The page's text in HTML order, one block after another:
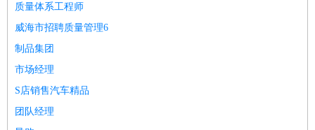
质量体系工程师
威海市招聘质量管理6
制品集团
市场经理
S店销售汽车精品
团队经理